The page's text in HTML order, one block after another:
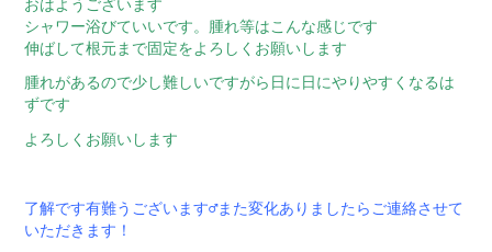
おはようございます
シャワー浴びていいです。腫れ等はこんな感じです
伸ばして根元まで固定をよろしくお願いします
腫れがあるので少し難しいですがら日に日にやりやすくなるは
ずです
よろしくお願いします
了解です有難うございます‍♂️また変化ありましたらご連絡させて
いただきます！